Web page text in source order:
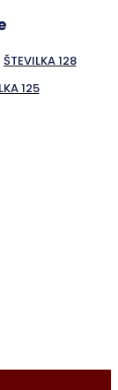
ŠTEVILKA 128
125